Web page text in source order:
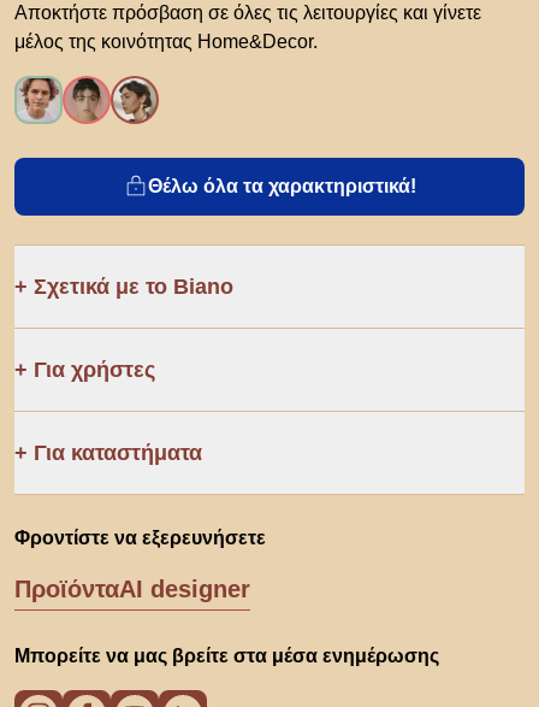
Αποκτήστε πρόσβαση σε όλες τις λειτουργίες και γίνετε
μέλος της κοινότητας Home&Decor.
Θέλω όλα τα χαρακτηριστικά!
Σχετικά με το Biano
Για χρήστες
Για καταστήματα
Φροντίστε να εξερευνήσετε
ΠροϊόνταAI designer
Μπορείτε να μας βρείτε στα μέσα ενημέρωσης